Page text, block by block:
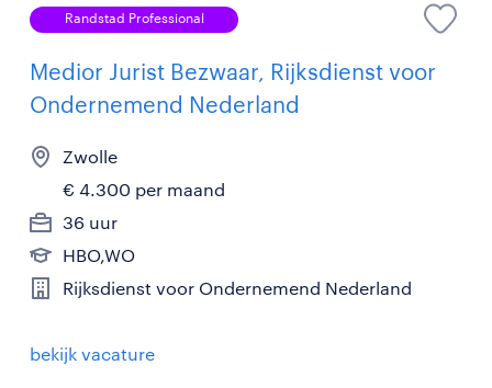
Randstad Professional
Medior Jurist Bezwaar, Rijksdienst voor
Ondernemend Nederland
Zwolle
€ 4.300 per maand
36 uur
HBO,WO
Rijksdienst voor Ondernemend Nederland
bekijk vacature